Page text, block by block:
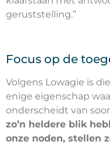
geruststelling.”
Focus op de
Volgens Lowagie is
enige eigenschap
onderscheidt van
zo’n heldere blik
onze noden, stellen